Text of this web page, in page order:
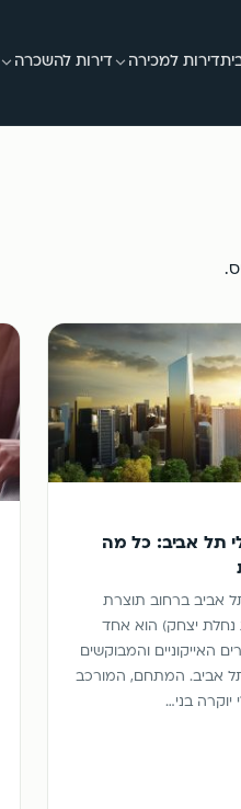
דירות למכירה דירות להשכרה
תל אביב: כל מה
אביב ברחוב תוצרת
נחלת יצחק) הוא אחד
האייקוניים והמבוקשים
אביב. המתחם, המורכב
בני…